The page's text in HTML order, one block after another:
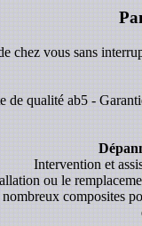
chez vous sans
de qualité ab5 -
Intervention et
ou le
composites